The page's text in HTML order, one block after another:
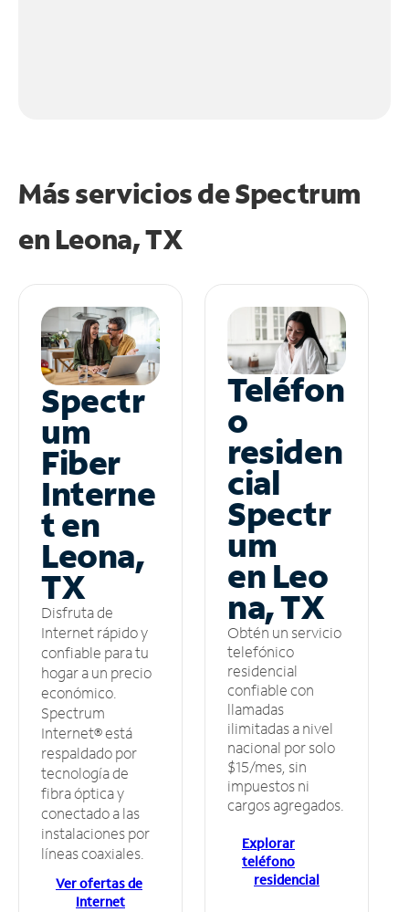
Más servicios de Spectrum
en Leona, TX
Spectr
um
Fiber
Interne
t en
Leona,
TX
Disfruta de
Internet rápido y
confiable para tu
hogar a un precio
económico.
Spectrum
Internet® está
respaldado por
tecnología de
fibra óptica y
conectado a las
instalaciones por
líneas coaxiales.
Ver ofertas de
Internet
Teléfon
o
residen
cial
Spectr
um
en Leo
na, TX
Obtén un servicio
telefónico
residencial
confiable con
llamadas
ilimitadas a nivel
nacional por solo
$15/mes, sin
impuestos ni
cargos agregados.
Explorar
teléfono
residencial